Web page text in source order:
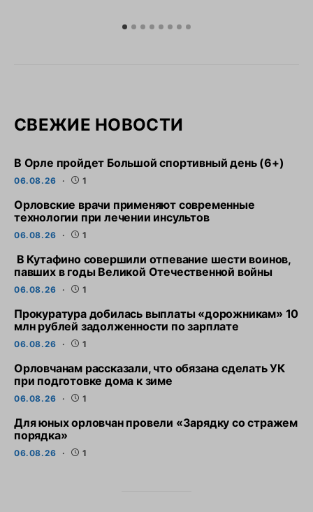
СВЕЖИЕ НОВОСТИ
В Орле пройдет Большой спортивный день (6+)
06.08.26 1
Орловские врачи применяют современные
технологии при лечении инсультов
06.08.26 1
В Кутафино совершили отпевание шести воинов,
павших в годы Великой Отечественной войны
06.08.26 1
Прокуратура добилась выплаты «дорожникам» 10
млн рублей задолженности по зарплате
06.08.26 1
Орловчанам рассказали, что обязана сделать УК
при подготовке дома к зиме
06.08.26 1
Для юных орловчан провели «Зарядку со стражем
порядка»
06.08.26 1